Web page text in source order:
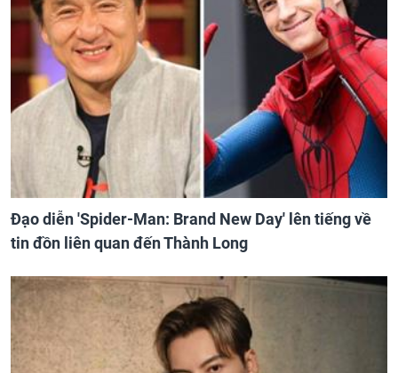
Đạo diễn 'Spider-Man: Brand New Day' lên tiếng về
tin đồn liên quan đến Thành Long